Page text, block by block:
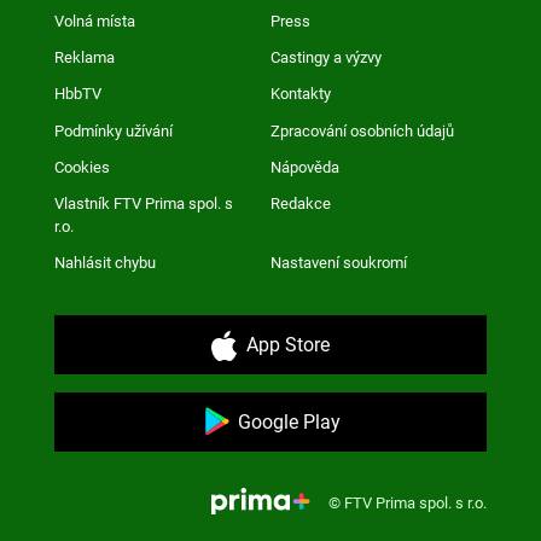
Volná místa Press
Reklama Castingy a výzvy
HbbTV Kontakty
Podmínky užívání Zpracování osobních údajů
Cookies Nápověda
Vlastník FTV Prima spol. s
r.o.
Redakce
Nahlásit chybu Nastavení soukromí
App Store
Google Play
© FTV Prima spol. s r.o.